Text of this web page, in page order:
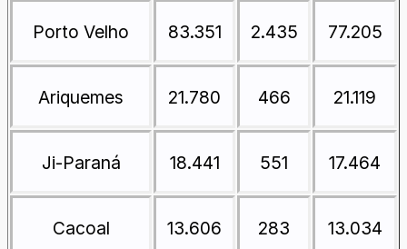
Porto Velho 83.351 2.435 77.205
Ariquemes 21.780 466 21.119
Ji-Paraná 18.441 551 17.464
Cacoal 13.606 283 13.034